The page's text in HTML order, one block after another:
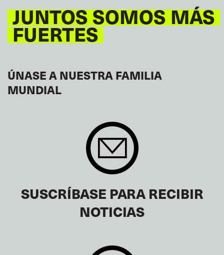
JUNTOS SOMOS MÁS
FUERTES
ÚNASE A NUESTRA FAMILIA
MUNDIAL
SUSCRÍBASE PARA RECIBIR
NOTICIAS